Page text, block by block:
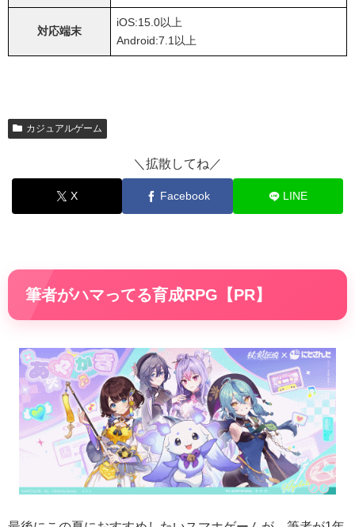
対応端末
iOS:15.0以上
Android:7.1以上
カジュアルゲーム
＼拡散してね／
X Facebook LINE
筆者がハマってる育成RPG【PR】